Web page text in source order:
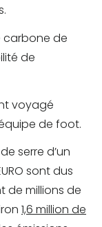
carbone de
de
voyagé
de foot.
serre d’un
sont dus
de millions de
1,6 million de